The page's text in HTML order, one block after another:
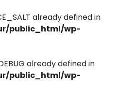
already defined in
public_html/wp-
already defined in
public_html/wp-